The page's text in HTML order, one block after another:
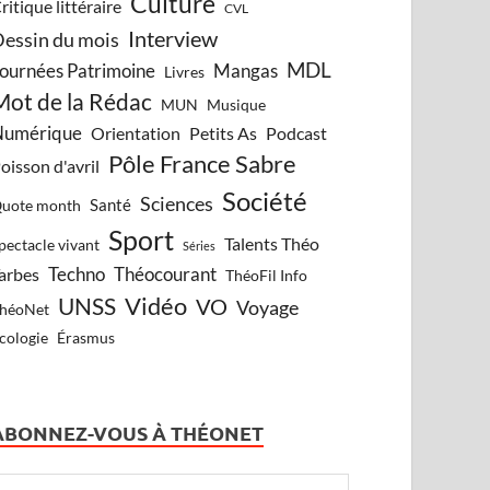
littéraire CVL
du mois Interview
Patrimoine Livres Mangas MDL
de la Rédac MUN Musique
Orientation Petits As Podcast
d'avril Pôle France Sabre
month Santé Sciences Société
vivant Sport Séries
Talents Théo
Techno Théocourant ThéoFil Info
UNSS Vidéo VO Voyage
Érasmus
VOUS À THÉONET